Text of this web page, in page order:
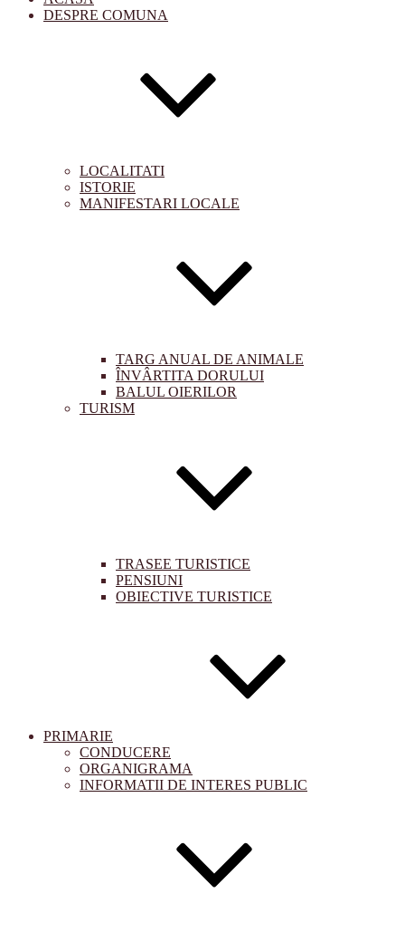
DESPRE COMUNA
LOCALITATI
ISTORIE
MANIFESTARI LOCALE
TARG ANUAL DE ANIMALE
ÎNVÂRTITA DORULUI
BALUL OIERILOR
TURISM
TRASEE TURISTICE
PENSIUNI
OBIECTIVE TURISTICE
PRIMARIE
CONDUCERE
ORGANIGRAMA
INFORMATII DE INTERES PUBLIC